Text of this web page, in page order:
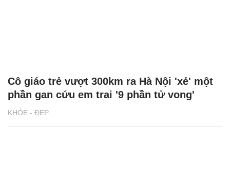
KHỎE - ĐẸP
Cô giáo trẻ vượt 300km ra Hà Nội 'xẻ' một
phần gan cứu em trai '9 phần tử vong'